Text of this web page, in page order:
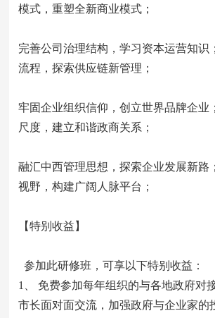
模式，重塑全新商业模式；
完善公司治理结构，学习资本运营知识
流程，探索供应链新管理；
牢固企业组织信仰，创立世界品牌企业
尺度，建立和谐政商关系；
融汇中西管理思想，探索企业发展新路
视野，构建广阔人脉平台；
【特别收益】
参加此研修班，可享以下特别收益：
1、 免费参加每年组织的与各地政府对
市长面对面交流，加强政府与企业家的